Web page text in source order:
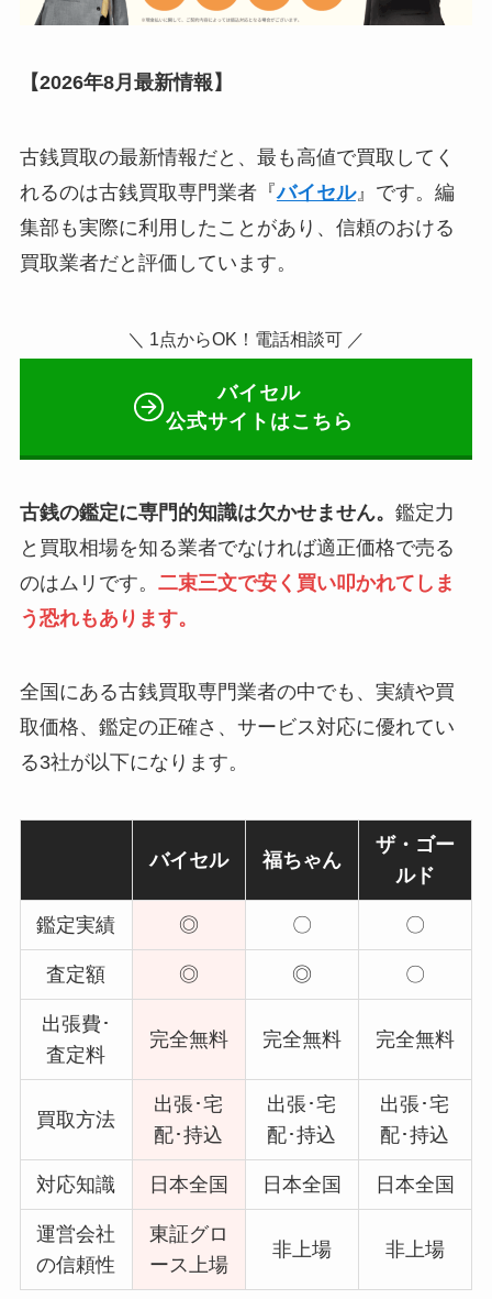
【2026年8月最新情報】
古銭買取の最新情報だと、最も高値で買取してく
れるのは古銭買取専門業者『バイセル』です。編
集部も実際に利用したことがあり、信頼のおける
買取業者だと評価しています。
＼ 1点からOK！電話相談可 ／
バイセル
公式サイトはこちら
古銭の鑑定に専門的知識は欠かせません。 鑑定力
と買取相場を知る業者でなければ適正価格で売る
のはムリです。 二束三文で安く買い叩かれてしま
う恐れもあります。
全国にある古銭買取専門業者の中でも、実績や買
取価格、鑑定の正確さ、サービス対応に優れてい
る3社が以下になります。
バイセル 福ちゃん
ザ・ゴー
ルド
鑑定実績 ◎ 〇 〇
査定額 ◎ ◎ 〇
出張費･
査定料
完全無料 完全無料 完全無料
買取方法
出張･宅
配･持込
出張･宅
配･持込
出張･宅
配･持込
対応知識 日本全国 日本全国 日本全国
運営会社
の信頼性
東証グロ
ース上場
非上場 非上場